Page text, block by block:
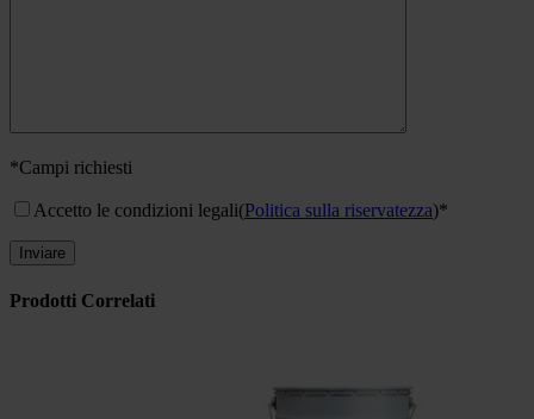
*Campi richiesti
Accetto le condizioni legali(Politica sulla riservatezza)*
Prodotti Correlati